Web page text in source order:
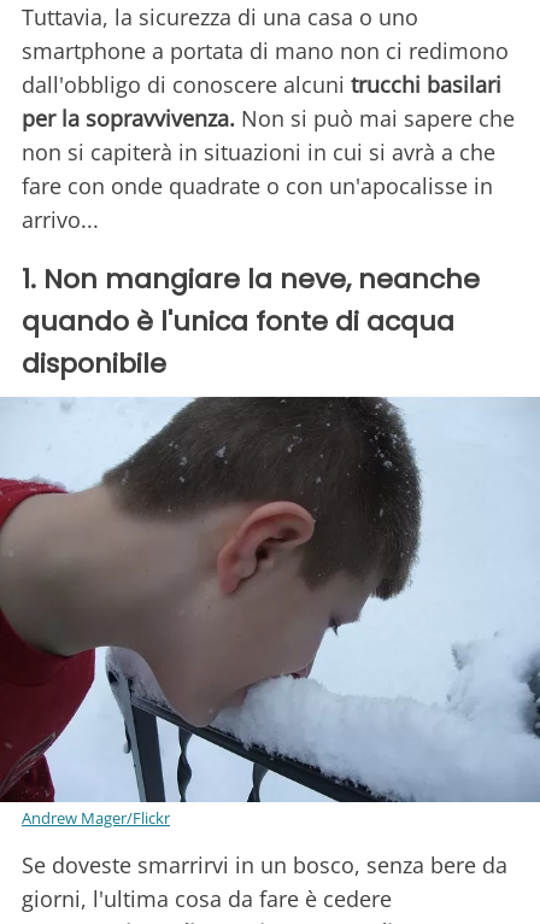
Tuttavia, la sicurezza di una casa o uno
smartphone a portata di mano non ci redimono
dall'obbligo di conoscere alcuni trucchi basilari
per la sopravvivenza. Non si può mai sapere che
non si capiterà in situazioni in cui si avrà a che
fare con onde quadrate o con un'apocalisse in
arrivo...
1. Non mangiare la neve, neanche
quando è l'unica fonte di acqua
disponibile
Andrew Mager/Flickr
Se doveste smarrirvi in un bosco, senza bere da
giorni, l'ultima cosa da fare è cedere